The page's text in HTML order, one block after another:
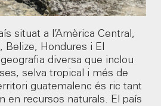
situat a l’Amèrica Central,
Belize, Hondures i El
diversa que inclou
selva tropical i més de
guatemalenc és ric tant
en recursos naturals. El país
20 21 22 23
27 28 29 30